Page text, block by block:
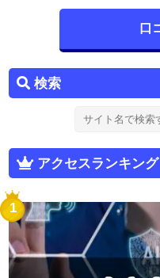
検索
アクセスランキング
1